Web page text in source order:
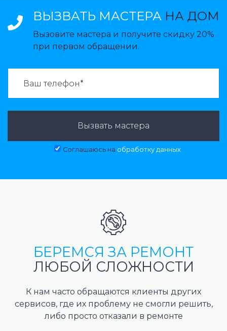
ВЫЗВАТЬ МАСТЕРА НА ДОМ
Вызовите мастера и получите скидку 20%
при первом обращении.
Вызвать мастера
Соглашаюсь на обработку данных
БЕРЕМСЯ ЗА РЕМОНТ
ЛЮБОЙ СЛОЖНОСТИ
К нам часто обращаются клиенты других
сервисов, где их проблему не смогли решить,
либо просто отказали в ремонте